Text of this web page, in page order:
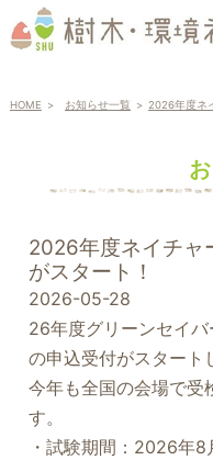
HOME お知らせ一覧 2026年度ネ
2026年度ネイチャ
がスタート！
2026-05-28
26年度グリーンセイ
の申込受付がスタート
今年も全国の会場で受
す。
・試験期間：2026年